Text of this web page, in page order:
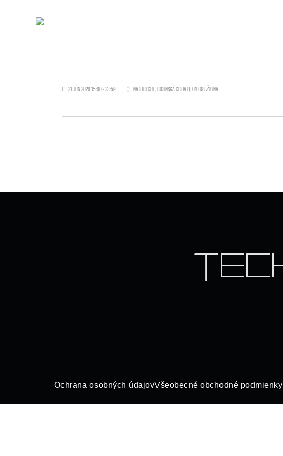
21. JÚN 2026 15:00 - 23:59 NA STRECHE, ROSINSKÁ CESTA 8, 010 08 ŽILINA
Ochrana osobných údajovVšeobecné obchodné podmienky